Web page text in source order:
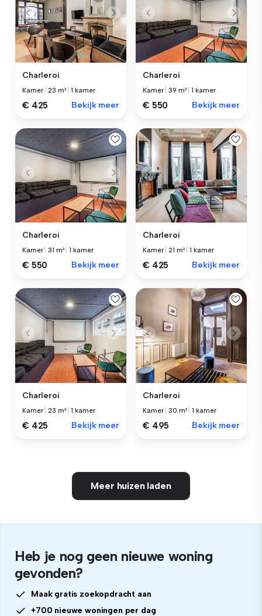
Charleroi
Kamer |23 m² |1 kamer
€ 425 Bekijk meer
Charleroi
Kamer |39 m² |1 kamer
€ 550 Bekijk meer
Charleroi
Kamer |31 m² |1 kamer
€ 550 Bekijk meer
Charleroi
Kamer |21 m² |1 kamer
€ 425 Bekijk meer
Charleroi
Kamer 23 m² |1 kamer
€ 425 Bekijk meer
Charleroi
Kamer |30 m² |1 kamer
€ 495 Bekijk meer
Meer huizen laden
Heb je nog geen nieuwe woning
gevonden?
Maak gratis zoekopdracht aan
+700 nieuwe woningen per dag